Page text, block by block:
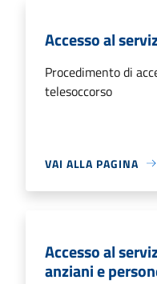
Accesso al
Procedimento di
telesoccorso
VAI ALLA PAGINA
Accesso al
anziani e